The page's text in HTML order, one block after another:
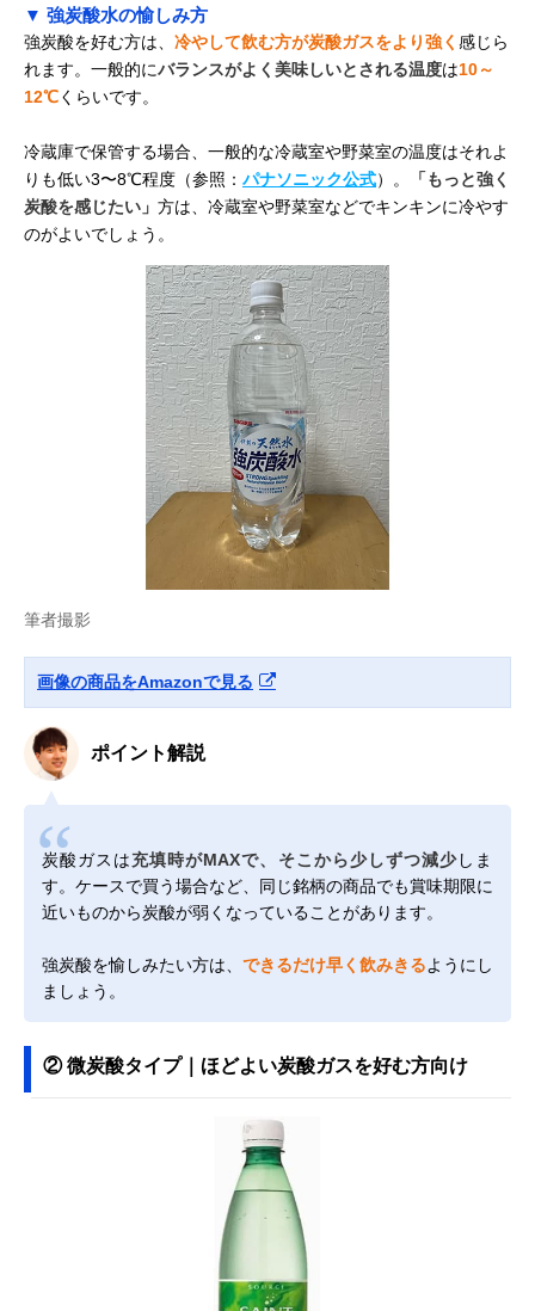
▼ 強炭酸水の愉しみ方
強炭酸を好む方は、 冷やして飲む方が炭酸ガスをより強く 感じら
れます。一般的にバランスがよく美味しいとされる温度は10～
12℃くらいです。
冷蔵庫で保管する場合、一般的な冷蔵室や野菜室の温度はそれよ
りも低い3〜8℃程度（参照： パナソニック公式）。
「もっと強く
炭酸を感じたい」 方は、冷蔵室や野菜室などでキンキンに冷やす
のがよいでしょう。
筆者撮影
画像の商品をAmazonで見る
ポイント解説
炭酸ガスは充填時がMAXで、そこから少しずつ減少しま
す。ケースで買う場合など、同じ銘柄の商品でも賞味期限に
近いものから炭酸が弱くなっていることがあります。
強炭酸を愉しみたい方は、 できるだけ早く飲みきるようにし
ましょう。
② 微炭酸タイプ｜ほどよい炭酸ガスを好む方向け